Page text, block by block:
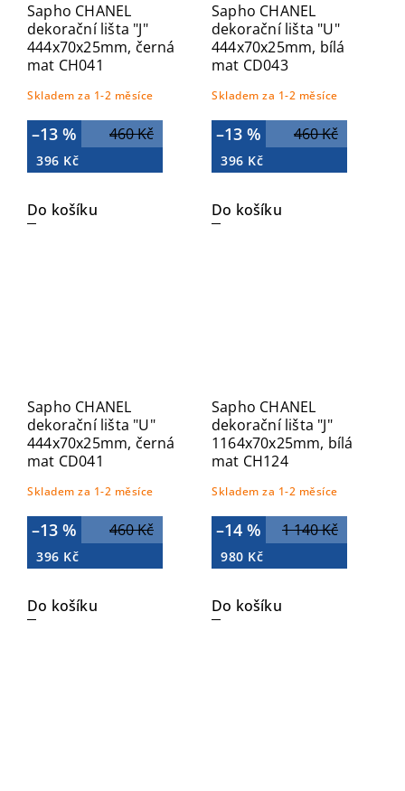
Sapho CHANEL
dekorační lišta "J"
444x70x25mm, černá
mat CH041
Skladem za 1-2 měsíce
460 Kč
–13 %
396 Kč
Do košíku
Sapho CHANEL
dekorační lišta "U"
444x70x25mm, bílá
mat CD043
Skladem za 1-2 měsíce
460 Kč
–13 %
396 Kč
Do košíku
Sapho CHANEL
dekorační lišta "U"
444x70x25mm, černá
mat CD041
Skladem za 1-2 měsíce
460 Kč
–13 %
396 Kč
Do košíku
Sapho CHANEL
dekorační lišta "J"
1164x70x25mm, bílá
mat CH124
Skladem za 1-2 měsíce
1 140 Kč
–14 %
980 Kč
Do košíku